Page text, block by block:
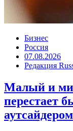
Бизнес
Россия
07.08.2026
Редакция
Малый и
перестает
аутсайдером